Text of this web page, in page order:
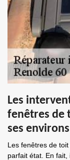
Les
fenêtres de
ses environs
Les fenêtres de
parfait état. En